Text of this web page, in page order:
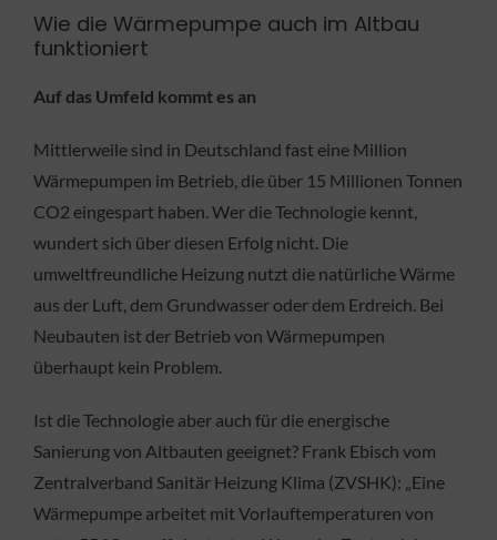
Wie die Wärmepumpe auch im Altbau
funktioniert
Auf das Umfeld kommt es an
Mittlerweile sind in Deutschland fast eine Million
Wärmepumpen im Betrieb, die über 15 Millionen Tonnen
CO2 eingespart haben. Wer die Technologie kennt,
wundert sich über diesen Erfolg nicht. Die
umweltfreundliche Heizung nutzt die natürliche Wärme
aus der Luft, dem Grundwasser oder dem Erdreich. Bei
Neubauten ist der Betrieb von Wärmepumpen
überhaupt kein Problem.
Ist die Technologie aber auch für die energische
Sanierung von Altbauten geeignet? Frank Ebisch vom
Zentralverband Sanitär Heizung Klima (ZVSHK): „Eine
Wärmepumpe arbeitet mit Vorlauftemperaturen von